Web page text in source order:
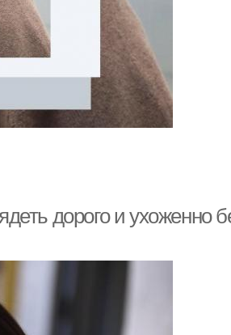
дорого и ухоженно